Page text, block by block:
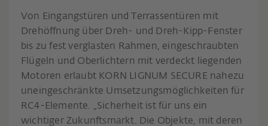
Von Eingangstüren und Terrassentüren mit
Drehöffnung über Dreh- und Dreh-Kipp-Fenster
bis zu fest verglasten Rahmen, eingeschraubten
Flügeln und Oberlichtern mit verdeckt liegenden
Motoren erlaubt KORN LIGNUM SECURE nahezu
uneingeschränkte Umsetzungsmöglichkeiten für
RC4-Elemente. „Sicherheit ist für uns ein
wichtiger Zukunftsmarkt. Die Objekte, mit deren